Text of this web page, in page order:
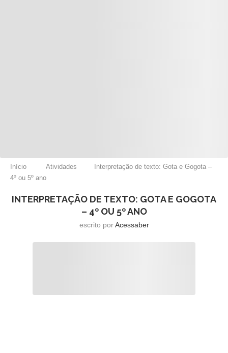
Início Atividades
Interpretação de texto: Gota e Gogota –
4º ou 5º ano
INTERPRETAÇÃO DE TEXTO: GOTA E GOGOTA
– 4º OU 5º ANO
escrito porAcessaber